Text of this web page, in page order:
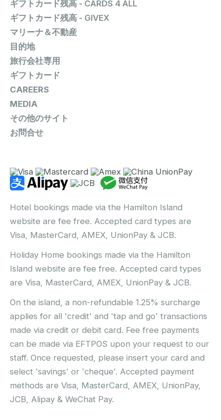
ギフトカード残高 - CARDS 4 ALL
ギフトカード残高 - GIVEX
マリーナ＆不動産
目的地
旅行会社専用
ギフトカード
CAREERS
MEDIA
その他のサイト
お問合せ
Hotel bookings made via the Hamilton Island
website are fee free. Accepted card types are
Visa, MasterCard, AMEX, UnionPay & JCB.
Holiday Home bookings made via the Hamilton
Island website are fee free. Accepted card types
are Visa, MasterCard, AMEX, UnionPay & JCB.
On the island, a non-refundable 1.25% surcharge
applies for all 'credit' and 'tap and go' transactions
made via credit or debit card. Fee free payments
can be made via EFTPOS upon your request to our
staff. Once requested, please insert your card and
select 'savings' or 'cheque'. Accepted payment
methods are Visa, MasterCard, AMEX, UnionPay,
JCB, Alipay & WeChat Pay.